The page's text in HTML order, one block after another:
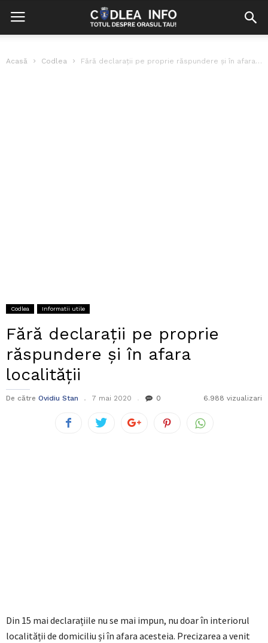
Acasă Codlea Fără declarații pe proprie răspundere și în afara localității
Codlea Informatii utile
Fără declarații pe proprie
răspundere și în afara
localității
De către Ovidiu Stan 7 mai 2020 0 6.988 vizualizari
Din 15 mai declarațiile nu se mai impun, nu doar în interiorul
localității de domiciliu și în afara acesteia. Precizarea a venit